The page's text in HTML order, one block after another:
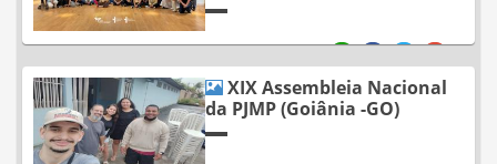
Compartilhe:
XIX Assembleia Nacional
da PJMP (Goiânia -GO)